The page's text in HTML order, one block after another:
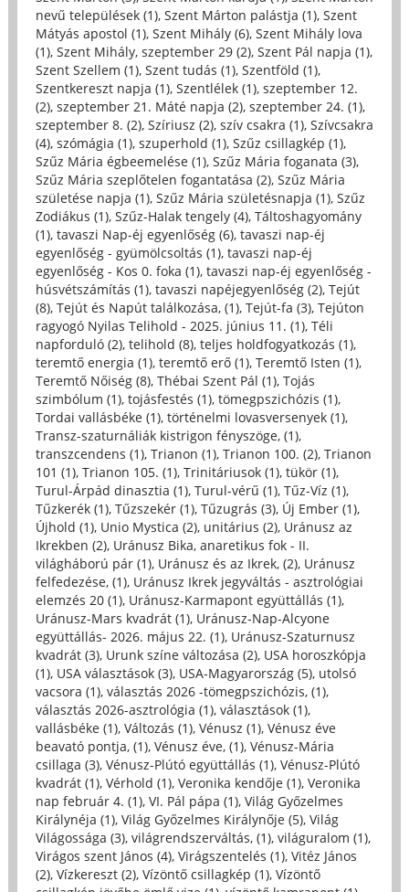
nevű települések (1), Szent Márton palástja (1), Szent
Mátyás apostol (1), Szent Mihály (6), Szent Mihály lova
(1), Szent Mihály, szeptember 29 (2), Szent Pál napja (1),
Szent Szellem (1), Szent tudás (1), Szentföld (1),
Szentkereszt napja (1), Szentlélek (1), szeptember 12.
(2), szeptember 21. Máté napja (2), szeptember 24. (1),
szeptember 8. (2), Szíriusz (2), szív csakra (1), Szívcsakra
(4), szómágia (1), szuperhold (1), Szűz csillagkép (1),
Szűz Mária égbeemelése (1), Szűz Mária foganata (3),
Szűz Mária szeplőtelen fogantatása (2), Szűz Mária
születése napja (1), Szűz Mária születésnapja (1), Szűz
Zodiákus (1), Szűz-Halak tengely (4), Táltoshagyomány
(1), tavaszi Nap-éj egyenlőség (6), tavaszi nap-éj
egyenlőség - gyümölcsoltás (1), tavaszi nap-éj
egyenlőség - Kos 0. foka (1), tavaszi nap-éj egyenlőség -
húsvétszámítás (1), tavaszi napéjegyenlőség (2), Tejút
(8), Tejút és Napút találkozása, (1), Tejút-fa (3), Tejúton
ragyogó Nyilas Telihold - 2025. június 11. (1), Téli
napforduló (2), telihold (8), teljes holdfogyatkozás (1),
teremtő energia (1), teremtő erő (1), Teremtő Isten (1),
Teremtő Nőiség (8), Thébai Szent Pál (1), Tojás
szimbólum (1), tojásfestés (1), tömegpszichózis (1),
Tordai vallásbéke (1), történelmi lovasversenyek (1),
Transz-szaturnáliák kistrigon fényszöge, (1),
transzcendens (1), Trianon (1), Trianon 100. (2), Trianon
101 (1), Trianon 105. (1), Trinitáriusok (1), tükör (1),
Turul-Árpád dinasztia (1), Turul-vérű (1), Tűz-Víz (1),
Tűzkerék (1), Tűzszekér (1), Tűzugrás (3), Új Ember (1),
Újhold (1), Unio Mystica (2), unitárius (2), Uránusz az
Ikrekben (2), Uránusz Bika, anaretikus fok - II.
világháború pár (1), Uránusz és az Ikrek, (2), Uránusz
felfedezése, (1), Uránusz Ikrek jegyváltás - asztrológiai
elemzés 20 (1), Uránusz-Karmapont együttállás (1),
Uránusz-Mars kvadrát (1), Uránusz-Nap-Alcyone
együttállás- 2026. május 22. (1), Uránusz-Szaturnusz
kvadrát (3), Urunk színe változása (2), USA horoszkópja
(1), USA választások (3), USA-Magyarország (5), utolsó
vacsora (1), választás 2026 -tömegpszichózis, (1),
választás 2026-asztrológia (1), választások (1),
vallásbéke (1), Változás (1), Vénusz (1), Vénusz éve
beavató pontja, (1), Vénusz éve, (1), Vénusz-Mária
csillaga (3), Vénusz-Plútó együttállás (1), Vénusz-Plútó
kvadrát (1), Vérhold (1), Veronika kendője (1), Veronika
nap február 4. (1), VI. Pál pápa (1), Világ Győzelmes
Királynéja (1), Világ Győzelmes Királynője (5), Világ
Világossága (3), világrendszerváltás, (1), világuralom (1),
Virágos szent János (4), Virágszentelés (1), Vitéz János
(2), Vízkereszt (2), Vízöntő csillagkép (1), Vízöntő